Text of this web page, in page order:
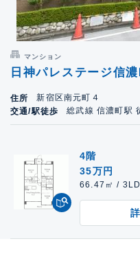
マンション
日神パレステージ信
住所
新宿区南元町４
交通/駅徒歩
総武線 信濃町駅
4階
35万円
66.47㎡ /